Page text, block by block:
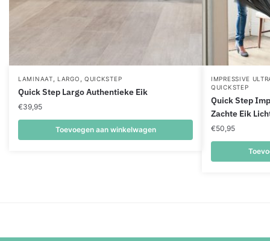
LAMINAAT LARGO QUICKSTEP
Quick Step Largo Authentieke Eik
€39,95
Toevoegen aan winkelwagen
IMPRESSIVE
QUICKSTEP
Quick Step
Zachte Eik
€50,95